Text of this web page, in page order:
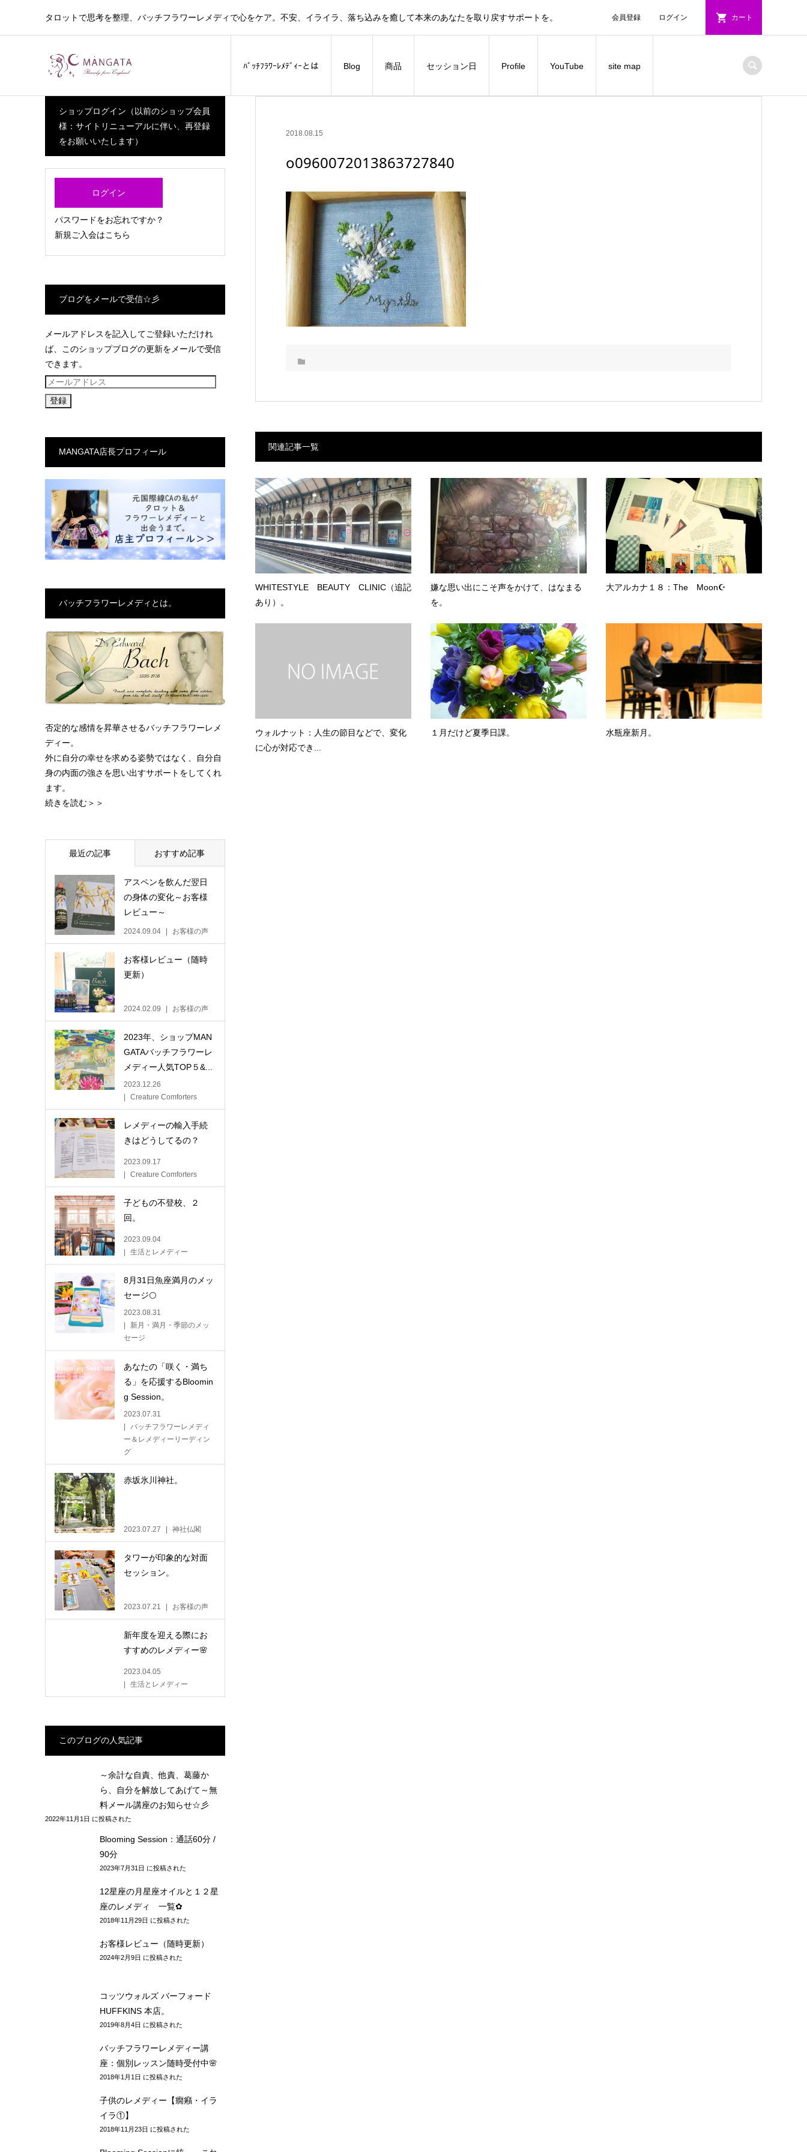
タロットで思考を整理、バッチフラワーレメディで心をケア。不安、イライラ、落ち込みを癒して本来のあなたを取り戻すサポートを。 会員登録 ログイン カート
ﾊﾞｯﾁﾌﾗﾜｰﾚﾒﾃﾞｨｰとは Blog 商品 セッション日 Profile YouTube site map
2018.08.15
o0960072013863727840
関連記事一覧
WHITESTYLE BEAUTY CLINIC（追記
あり）。
嫌な思い出にこそ声をかけて、はなまる
を。
大アルカナ１８：The Moon☪
ウォルナット：人生の節目などで、変化
に心が対応でき...
１月だけど夏季日課。 水瓶座新月。
ショップログイン（以前のショップ会員
様：サイトリニューアルに伴い、再登録
をお願いいたします）
ログイン
パスワードをお忘れですか？
新規ご入会はこちら
ブログをメールで受信☆彡
メールアドレスを記入してご登録いただけれ
ば、このショップブログの更新をメールで受信
できます。
メ
ー
MANGATA店長プロフィール
バッチフラワーレメディとは。
否定的な感情を昇華させるバッチフラワーレメ
ディー。
外に自分の幸せを求める姿勢ではなく、自分自
身の内面の強さを思い出すサポートをしてくれ
ます。
続きを読む＞＞
最近の記事 おすすめ記事
アスペンを飲んだ翌日
の身体の変化～お客様
レビュー～
2024.09.04 お客様の声
お客様レビュー（随時
更新）
2024.02.09 お客様の声
2023年、ショップMAN
GATAバッチフラワーレ
メディー人気TOP５&...
2023.12.26
Creature Comforters
レメディーの輸入手続
きはどうしてるの？
2023.09.17
Creature Comforters
子どもの不登校、２
回。
2023.09.04
生活とレメディー
8月31日魚座満月のメッ
セージ🌕
2023.08.31
新月・満月・季節のメッ
セージ
あなたの「咲く・満ち
る」を応援するBloomin
g Session。
2023.07.31
バッチフラワーレメディ
ー＆レメディーリーディン
グ
赤坂氷川神社。
2023.07.27 神社仏閣
タワーが印象的な対面
セッション。
2023.07.21 お客様の声
新年度を迎える際にお
すすめのレメディー🌸
2023.04.05
生活とレメディー
このブログの人気記事
～余計な自責、他責、葛藤か
ら、自分を解放してあげて～無
料メール講座のお知らせ☆彡
2022年11月1日 に投稿された
Blooming Session：通話60分 /
2023年7月31日 に投稿された
座のレメディ 一覧✿
2018年11月29日 に投稿された
2024年2月9日 に投稿された
HUFFKINS 本店。
2019年8月4日 に投稿された